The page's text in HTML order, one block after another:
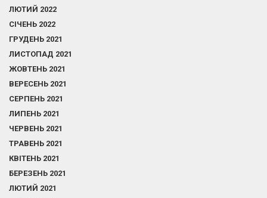
ЛЮТИЙ 2022
СІЧЕНЬ 2022
ГРУДЕНЬ 2021
ЛИСТОПАД 2021
ЖОВТЕНЬ 2021
ВЕРЕСЕНЬ 2021
СЕРПЕНЬ 2021
ЛИПЕНЬ 2021
ЧЕРВЕНЬ 2021
ТРАВЕНЬ 2021
КВІТЕНЬ 2021
БЕРЕЗЕНЬ 2021
ЛЮТИЙ 2021